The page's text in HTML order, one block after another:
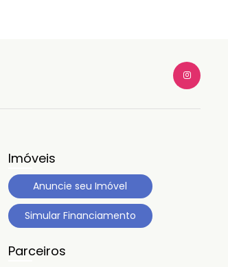
Imóveis
Anuncie seu Imóvel
Simular Financiamento
Parceiros